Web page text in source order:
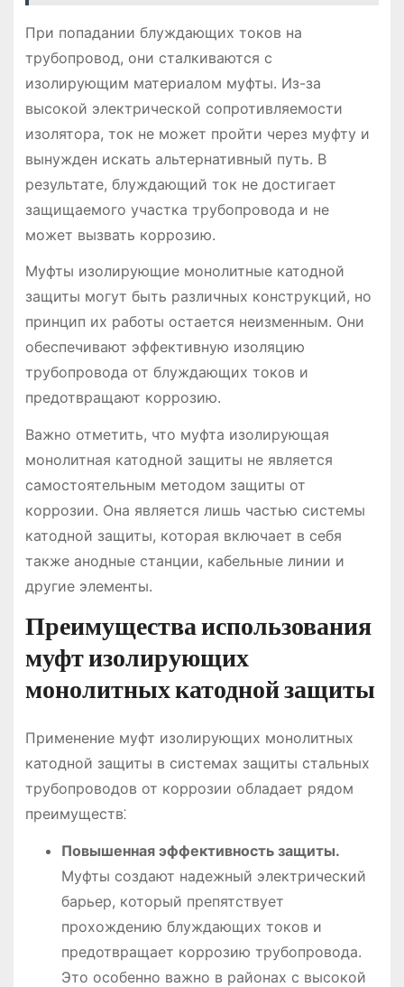
При попадании блуждающих токов на
трубопровод, они сталкиваются с
изолирующим материалом муфты. Из-за
высокой электрической сопротивляемости
изолятора, ток не может пройти через муфту и
вынужден искать альтернативный путь. В
результате, блуждающий ток не достигает
защищаемого участка трубопровода и не
может вызвать коррозию.
Муфты изолирующие монолитные катодной
защиты могут быть различных конструкций, но
принцип их работы остается неизменным. Они
обеспечивают эффективную изоляцию
трубопровода от блуждающих токов и
предотвращают коррозию.
Важно отметить, что муфта изолирующая
монолитная катодной защиты не является
самостоятельным методом защиты от
коррозии. Она является лишь частью системы
катодной защиты, которая включает в себя
также анодные станции, кабельные линии и
другие элементы.
Преимущества использования
муфт изолирующих
монолитных катодной защиты
Применение муфт изолирующих монолитных
катодной защиты в системах защиты стальных
трубопроводов от коррозии обладает рядом
преимуществ⁚
Повышенная эффективность защиты.
Муфты создают надежный электрический
барьер, который препятствует
прохождению блуждающих токов и
предотвращает коррозию трубопровода.
Это особенно важно в районах с высокой